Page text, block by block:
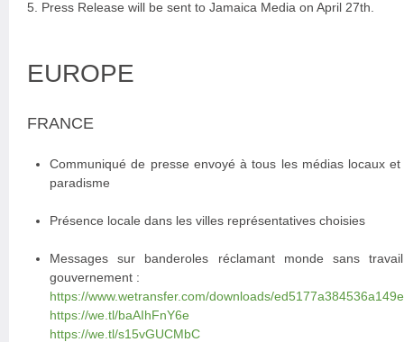
5. Press Release will be sent to Jamaica Media on April 27th.
EUROPE
FRANCE
Communiqué de presse envoyé à tous les médias locaux
paradisme
Présence locale dans les villes représentatives choisies
Messages sur banderoles réclamant monde sans
gouvernement :
https://www.wetransfer.com/downloads/
https://we.tl/baAIhFnY6e
https://we.tl/s15vGUCMbC